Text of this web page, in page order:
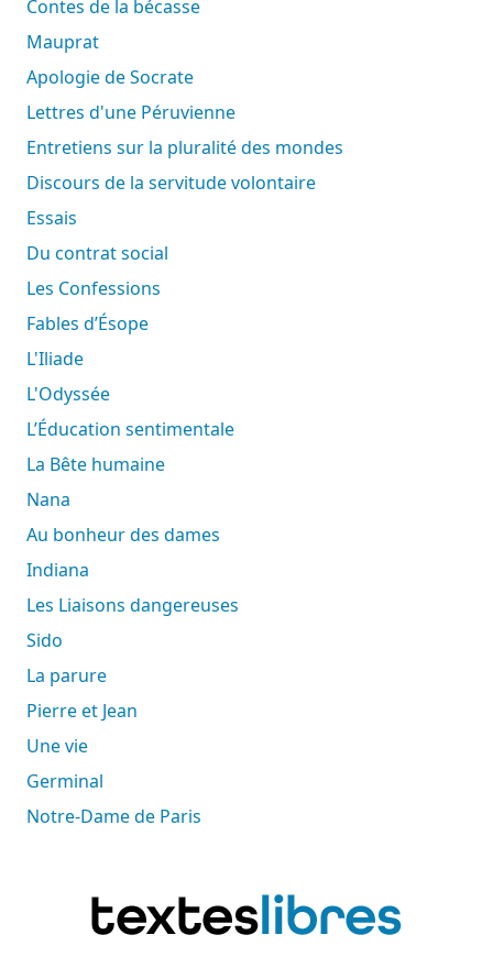
Contes de la bécasse
Mauprat
Apologie de Socrate
Lettres d'une Péruvienne
Entretiens sur la pluralité des mondes
Discours de la servitude volontaire
Essais
Du contrat social
Les Confessions
Fables d’Ésope
L'Iliade
L'Odyssée
L’Éducation sentimentale
La Bête humaine
Nana
Au bonheur des dames
Indiana
Les Liaisons dangereuses
Sido
La parure
Pierre et Jean
Une vie
Germinal
Notre-Dame de Paris